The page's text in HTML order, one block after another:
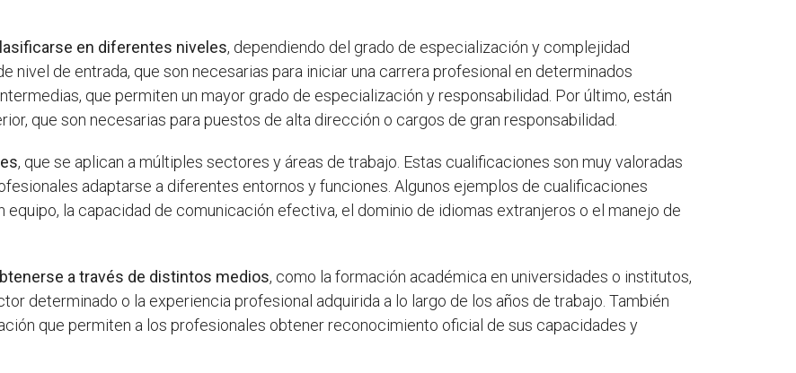
en diferentes niveles, dependiendo del grado de especialización y complejidad
nivel de entrada, que son necesarias para iniciar una carrera profesional en determinados
que permiten un mayor grado de especialización y responsabilidad. Por último, están
que son necesarias para puestos de alta dirección o cargos de gran responsabilidad.
, que se aplican a múltiples sectores y áreas de trabajo. Estas cualificaciones son muy valoradas
adaptarse a diferentes entornos y funciones. Algunos ejemplos de cualificaciones
equipo, la capacidad de comunicación efectiva, el dominio de idiomas extranjeros o el manejo de
a través de distintos medios, como la formación académica en universidades o institutos,
determinado o la experiencia profesional adquirida a lo largo de los años de trabajo. También
que permiten a los profesionales obtener reconocimiento oficial de sus capacidades y